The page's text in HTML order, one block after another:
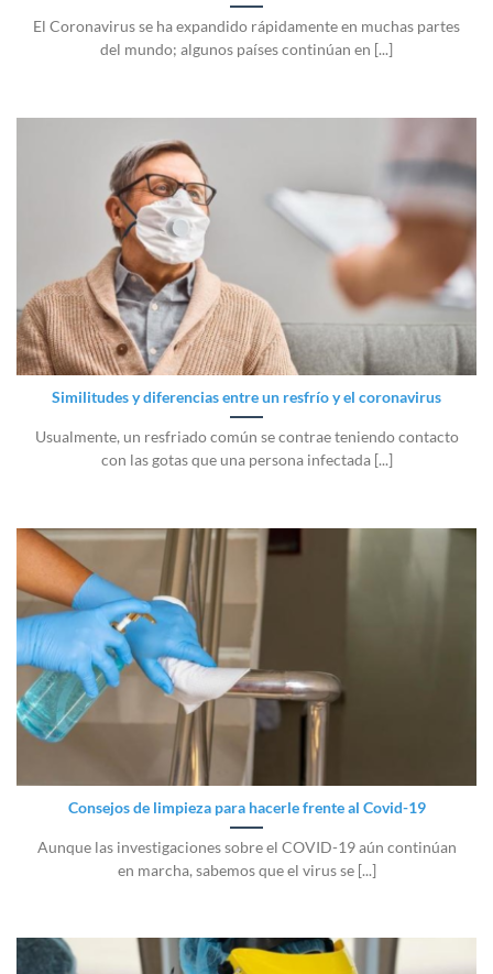
El Coronavirus se ha expandido rápidamente en muchas partes
del mundo; algunos países continúan en [...]
Similitudes y diferencias entre un resfrío y el coronavirus
Usualmente, un resfriado común se contrae teniendo contacto
con las gotas que una persona infectada [...]
Consejos de limpieza para hacerle frente al Covid-19
Aunque las investigaciones sobre el COVID-19 aún continúan
en marcha, sabemos que el virus se [...]